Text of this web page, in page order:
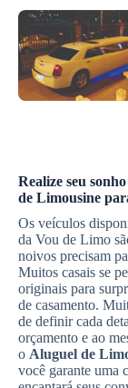
Realize seu
de Limousine
Os veículos
da Vou de Limo
noivos precisam
Muitos casais se
originais para
de casamento.
de definir cada
orçamento e ao
o Aluguel de
você garante uma